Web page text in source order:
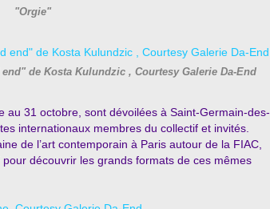
"Orgie"
de Kosta Kulundzic , Courtesy Galerie Da-End
au 31 octobre, sont dévoilées à Saint-Germain-des-
internationaux membres du collectif et invités.
de l’art contemporain à Paris autour de la FIAC,
découvrir les grands formats de ces mêmes